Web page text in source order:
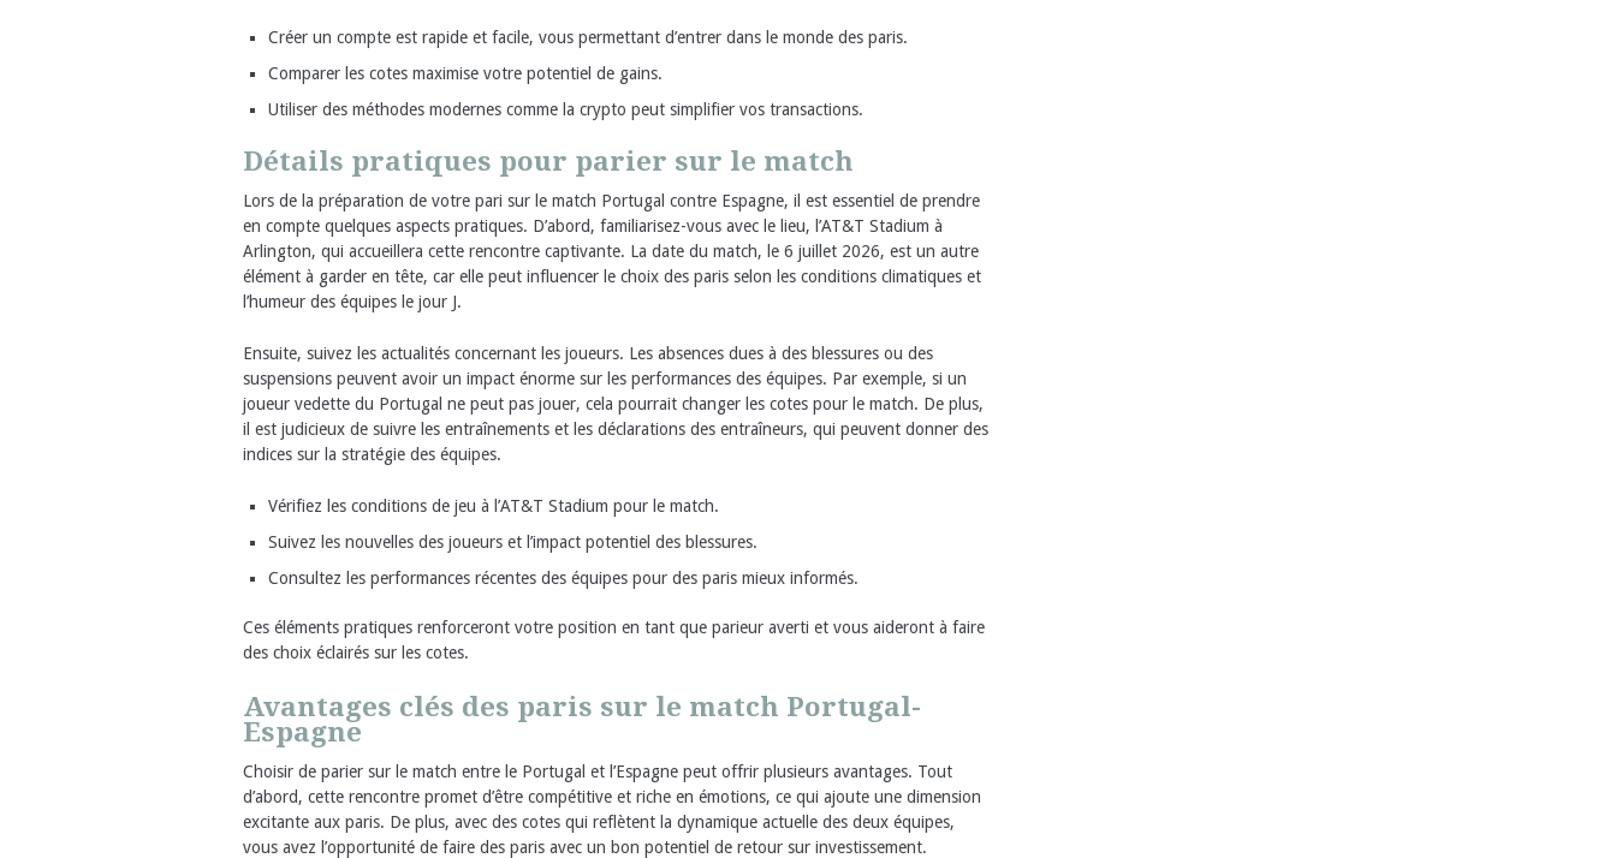
Créer un compte est rapide et facile, vous permettant d’entrer dans le monde des paris.
Comparer les cotes maximise votre potentiel de gains.
Utiliser des méthodes modernes comme la crypto peut simplifier vos transactions.
Détails pratiques pour parier sur le match
Lors de la préparation de votre pari sur le match Portugal contre Espagne, il est essentiel de prendre
en compte quelques aspects pratiques. D’abord, familiarisez-vous avec le lieu, l’AT&T Stadium à
Arlington, qui accueillera cette rencontre captivante. La date du match, le 6 juillet 2026, est un autre
élément à garder en tête, car elle peut influencer le choix des paris selon les conditions climatiques et
l’humeur des équipes le jour J.
Ensuite, suivez les actualités concernant les joueurs. Les absences dues à des blessures ou des
suspensions peuvent avoir un impact énorme sur les performances des équipes. Par exemple, si un
joueur vedette du Portugal ne peut pas jouer, cela pourrait changer les cotes pour le match. De plus,
il est judicieux de suivre les entraînements et les déclarations des entraîneurs, qui peuvent donner des
indices sur la stratégie des équipes.
Vérifiez les conditions de jeu à l’AT&T Stadium pour le match.
Suivez les nouvelles des joueurs et l’impact potentiel des blessures.
Consultez les performances récentes des équipes pour des paris mieux informés.
Ces éléments pratiques renforceront votre position en tant que parieur averti et vous aideront à faire
des choix éclairés sur les cotes.
Avantages clés des paris sur le match Portugal-
Espagne
Choisir de parier sur le match entre le Portugal et l’Espagne peut offrir plusieurs avantages. Tout
d’abord, cette rencontre promet d’être compétitive et riche en émotions, ce qui ajoute une dimension
excitante aux paris. De plus, avec des cotes qui reflètent la dynamique actuelle des deux équipes,
vous avez l’opportunité de faire des paris avec un bon potentiel de retour sur investissement.